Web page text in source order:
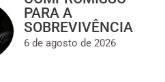
PARA A
SOBREVIVÊNCIA
6 de agosto de 2026